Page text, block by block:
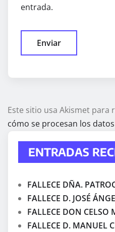
entrada.
Este sitio usa Akismet para
cómo se procesan los
ENTRADAS
FALLECE DÑA.
FALLECE D. JOSÉ
FALLECE DON CELSO
FALLECE D. MANUEL